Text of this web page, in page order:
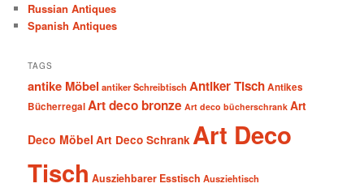
Russian Antiques
Spanish Antiques
TAGS
antike Möbel antiker Schreibtisch Antiker TischAntikes
BücherregalArt deco bronze Art deco bücherschrank Art
Deco Möbel Art Deco Schrank Art Deco
Tisch Ausziehbarer Esstisch Ausziehtisch